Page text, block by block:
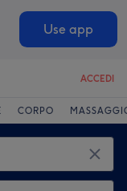
Use app
ACCEDI
CORPO